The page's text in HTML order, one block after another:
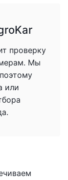
проверку
Мы
или